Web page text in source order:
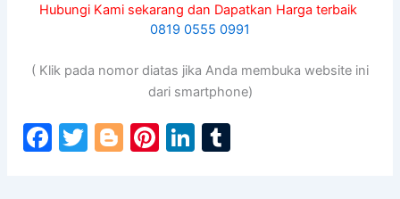
Hubungi Kami sekarang dan Dapatkan Harga terbaik
0819 0555 0991
( Klik pada nomor diatas jika Anda membuka website ini
dari smartphone)
F
T
Bl Pi Li